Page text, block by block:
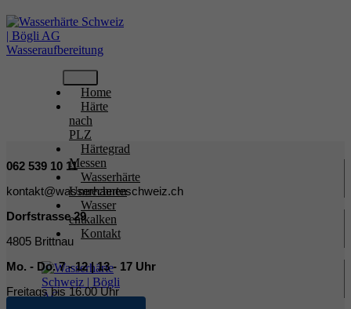
Home
Härte
nach
PLZ
Härtegrad
Messen
Wasserhärte
Umrechnen
Wasser
entkalken
Kontakt
062 539 10 11
kontakt@wasserhaerteschweiz.ch
Dorfstrasse 29
4805 Brittnau
Mo. - Do. 7 - 12 | 13 - 17 Uhr
Freitags bis 16.00 Uhr